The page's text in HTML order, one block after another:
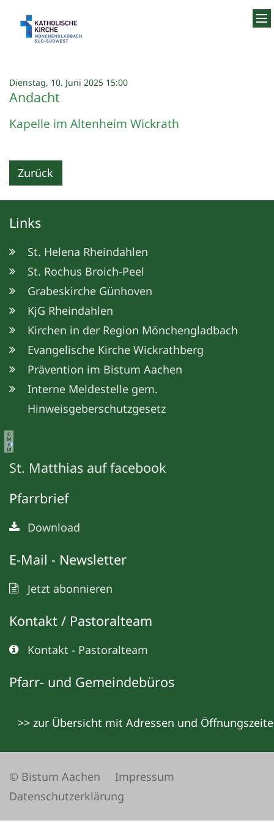
Dienstag, 10. Juni 2025 15:00:
Andacht
Kapelle im Altenheim Wickrath
Zurück
Links
St. Helena Rheindahlen
St. Rochus Broich-Peel
Grabeskirche Günhoven
KjG Rheindahlen
Kirchen in der Region Mönchengladbach
Evangelische Kirche Wickrathberg
Prävention im Bistum Aachen
Interne Meldestelle gem.
Hinweisgeberschutzgesetz
©
M
e
ta
St. Matthias auf facebook
Pfarrbrief
Download
E-Mail - Newsletter
Jetzt abonnieren
Kontakt / Pastoralteam
Kontakt - Pastoralteam
Pfarr- und Gemeindebüros
>> zur Übersicht mit Adressen und
© Bistum Aachen
Impressum
Datenschutzerklärung